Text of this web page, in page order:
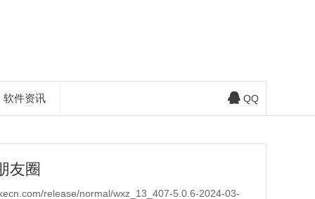
软件资讯 QQ
友圈
release/normal/wxz_13_407-5.0.6-2024-03-